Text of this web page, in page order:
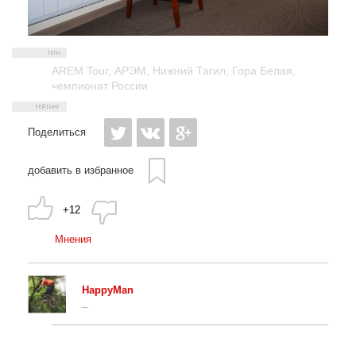
AREM Tour АРЭМ Нижний Тагил Гора Белая
чемпионат России
Поделиться
добавить в избранное
+12
Мнения
HappyMan